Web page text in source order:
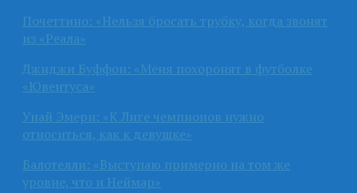
Почеттино: «Нельзя бросать трубку, когда звонят
из «Реала»
Джиджи Буффон: «Меня похоронят в футболке
«Ювентуса»
Унай Эмери: «К Лиге чемпионов нужно
относиться, как к девушке»
Балотелли: «Выступаю примерно на том же
уровне, что и Неймар»